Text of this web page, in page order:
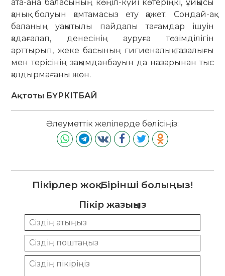
ата-ана баласының көңіл-күйі көтеріңкі, ұйқысы
қанық бо­луын қамтамасыз ету қажет. Сондай-ақ
баланың уақытылы пайдалы тағамдар ішуін
қадағалап, денесінің ауруға тө­зім­ділігін
арттырып, жеке басының гигие­налық тазалығы
мен терісінің зақым­данбауын да назарынан тыс
қал­дыр­мағаны жөн.
Ақтоты БҮРКІТБАЙ
Әлеуметтік желілерде бөлісіңіз:
Пікірлер жоқ. Бірінші болыңыз!
Пікір жазыңыз